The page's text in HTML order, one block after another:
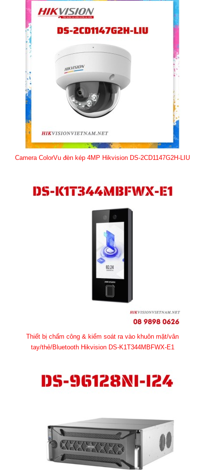
Camera ColorVu đèn kép 4MP Hikvision DS-2CD1147G2H-LIU
Thiết bị chấm công & kiểm soát ra vào khuôn mặt/vân
tay/thẻ/Bluetooth Hikvision DS-K1T344MBFWX-E1